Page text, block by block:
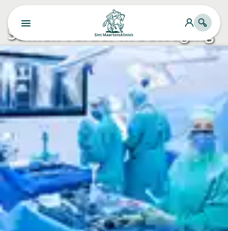
Samen verder in beweging